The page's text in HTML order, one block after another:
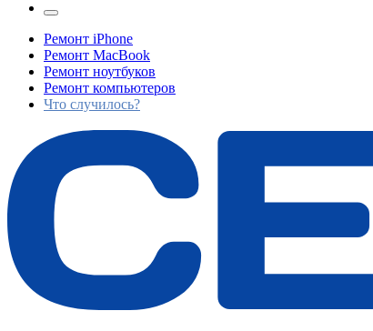
Ремонт iPhone
Ремонт MacBook
Ремонт ноутбуков
Ремонт компьютеров
Что случилось?